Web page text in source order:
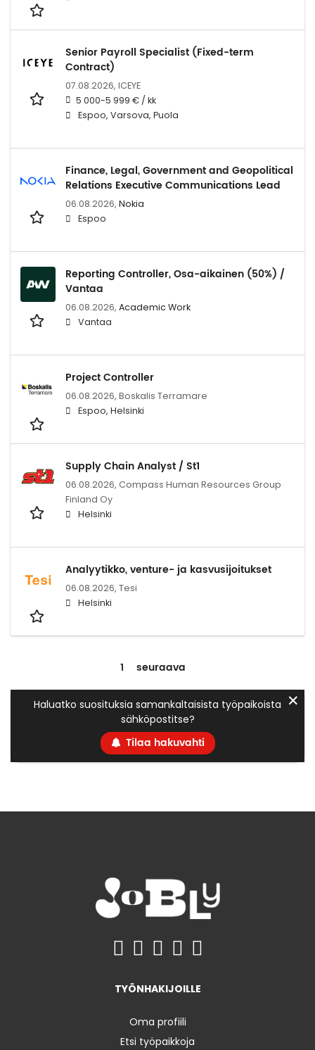
Senior Payroll Specialist (Fixed-term
Contract)
07.08.2026, ICEYE
5 000-5 999 € / kk
Espoo, Varsova, Puola
Finance, Legal, Government and Geopolitical
Relations Executive Communications Lead
06.08.2026, Nokia
Espoo
Reporting Controller, Osa-aikainen (50%) /
Vantaa
06.08.2026, Academic Work
Vantaa
Project Controller
06.08.2026, Boskalis Terramare
Espoo, Helsinki
Supply Chain Analyst / St1
06.08.2026, Compass Human Resources Group
Finland Oy
Helsinki
Analyytikko, venture- ja kasvusijoitukset
06.08.2026, Tesi
Helsinki
1 seuraava
Haluatko suosituksia samankaltaisista työpaikoista
sähköpostitse?
Tilaa hakuvahti
✕
TYÖNHAKIJOILLE
Oma profiili
Etsi työpaikkoja